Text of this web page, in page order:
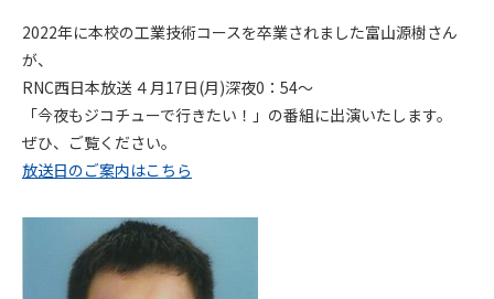
2022年に本校の工業技術コースを卒業されました富山源樹さん
が、
RNC西日本放送 ４月17日(月)深夜0：54～
「今夜もジコチューで行きたい！」の番組に出演いたします。
ぜひ、ご覧ください。
放送日のご案内はこちら